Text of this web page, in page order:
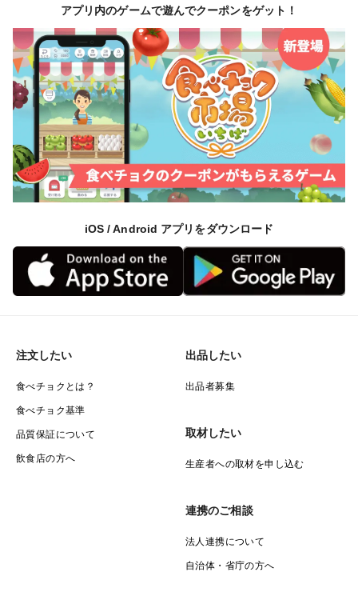
一番美味しくなる「完熟」の瞬間を逃さないよう、一
つひとつ果実の色やツヤを確認し、すべて手作業で丁寧
に摘み取っています。早朝に摘んだ新鮮ないちごを、そ
の日のうちに発送いたします。
## ３．お届けするいちごの品質と【新パッケージ】につ
いて ##
お客様に最高の状態でお届けするために、運送時の傷み
を大幅に減らすことのできる「新パッケージ」を採用い
*** 【いちごに優しい新パッケージでお届け】***
いました。
重さを分散する「柔らかいくぼみ」のあるトレーを使用
しています。
アプリ内のゲームで遊んでクーポンをゲット！
iOS / Android アプリをダウンロード
注文したい
食べチョクとは？
食べチョク基準
品質保証について
飲食店の方へ
出品したい
出品者募集
取材したい
生産者への取材を申し込む
連携のご相談
法人連携について
自治体・省庁の方へ